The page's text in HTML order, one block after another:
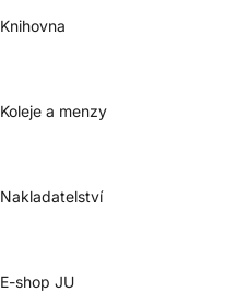
Knihovna
Koleje a menzy
Nakladatelství
E-shop JU